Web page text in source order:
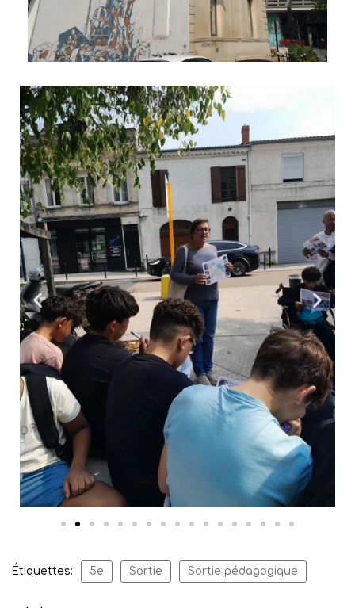
Étiquettes: 5e Sortie Sortie pédagogique